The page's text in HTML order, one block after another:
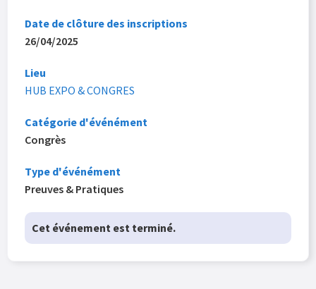
Date de clôture des inscriptions
26/04/2025
Lieu
HUB EXPO & CONGRES
Catégorie d'événément
Congrès
Type d'événément
Preuves & Pratiques
Cet événement est terminé.